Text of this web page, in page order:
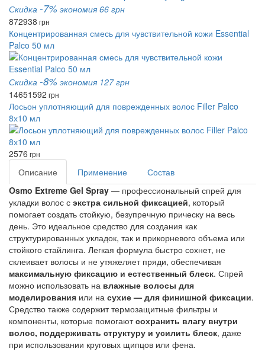
Скидка -7% экономия 66 грн
872938 грн
Концентрированная смесь для чувствительной кожи Essential
Palco 50 мл
Скидка -8% экономия 127 грн
14651592 грн
Лосьон уплотняющий для поврежденных волос Filler Palco
8х10 мл
2576 грн
Описание Применение
Состав
Osmo Extreme Gel Spray — профессиональный спрей для
укладки волос с экстра сильной фиксацией, который
помогает создать стойкую, безупречную прическу на весь
день. Это идеальное средство для создания как
структурированных укладок, так и прикорневого объема или
стойкого стайлинга. Легкая формула быстро сохнет, не
склеивает волосы и не утяжеляет пряди, обеспечивая
максимальную фиксацию и естественный блеск. Спрей
можно использовать на влажные волосы для
моделирования или на сухие — для финишной фиксации.
Средство также содержит термозащитные фильтры и
компоненты, которые помогаютсохранить влагу внутри
волос, поддерживать структуру и усилить блеск, даже
при использовании круговых щипцов или фена.